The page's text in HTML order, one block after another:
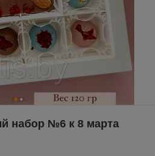
набор №6 к 8 марта